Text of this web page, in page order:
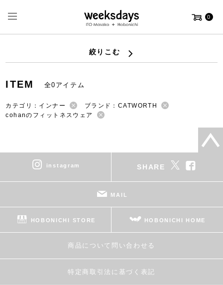
0
絞りこむ
ITEM 全0アイテム
カテゴリ：インナー
ブランド：CATWORTH
cohanのフィットネスウェア
instagram SHARE
MAIL
HOBONICHI STORE HOBONICHI HOME
商品について問い合わせる
特定商取引法に基づく表記